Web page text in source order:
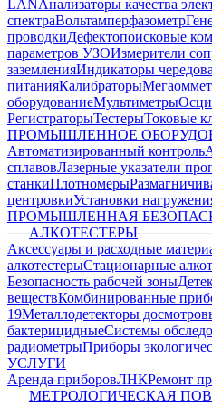
LANАнализаторы качества
спектраВольтамперфазометр
проводкиДефектопоисковые
параметров УЗОИзмерители
заземленияИндикаторы
питанияКалибраторы
оборудованиеМультиметры
РегистраторыТестерыТоковые
ПРОМЫШЛЕННОЕ
Автоматизированный контроль
сплавовЛазерные указатели
станкиПлотномеры
центровкиУстановки
ПРОМЫШЛЕННАЯ
АЛКОТЕСТЕРЫ
Аксессуары и расходные
алкотестерыСтационарные
Безопасность рабочей зоны
веществКомбинированные
19Металлодетекторы
бактерицидныеСистемы
радиометрыПриборы
УСЛУГИ
Аренда приборовЛНКРемонт
МЕТРОЛОГИЧЕСКАЯ